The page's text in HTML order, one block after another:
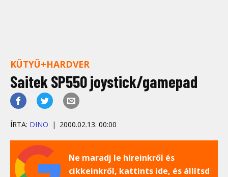
KÜTYÜ+HARDVER
Saitek SP550 joystick/gamepad
ÍRTA: DINO 2000.02.13. 00:00
Ne maradj le híreinkről és
cikkeinkről, kattints ide, és állítsd